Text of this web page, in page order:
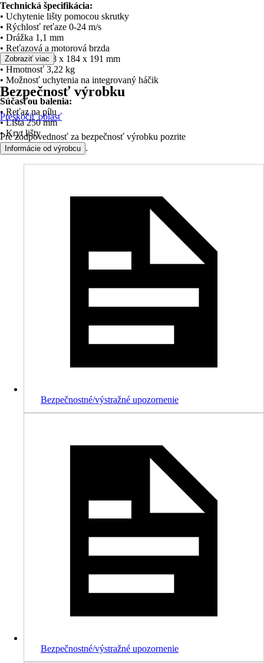
Technická špecifikácia:
• Uchytenie lišty pomocou skrutky
• Rýchlosť reťaze 0-24 m/s
• Drážka 1,1 mm
• Reťazová a motorová brzda
• Rozmery 258 x 184 x 191 mm
• Hmotnosť 3,22 kg
• Možnosť uchytenia na integrovaný háčik
Súčasťou balenia:
• Reťaz na pílu
• Lišta 250 mm
• Kryt lišty
Zobraziť viac
Bezpečnosť výrobku
Preskočiť oblasť
Pre zodpovednosť za bezpečnosť výrobku pozrite
Informácie od výrobcu .
Bezpečnostné/výstražné upozornenie
Bezpečnostné/výstražné upozornenie